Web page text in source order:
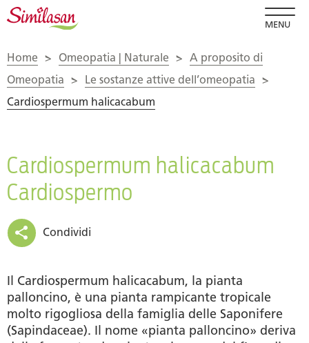
MENU
Home > Omeopatia | Naturale > A proposito di
Omeopatia > Le sostanze attive dell’omeopatia >
Cardiospermum halicacabum
Cardiospermum halicacabum
Cardiospermo
Condividi
Il Cardiospermum halicacabum, la pianta
palloncino, è una pianta rampicante tropicale
molto rigogliosa della famiglia delle Saponifere
(Sapindaceae). Il nome «pianta palloncino» deriva